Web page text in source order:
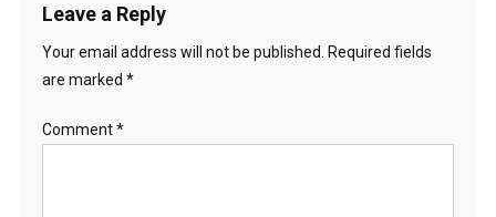
Leave a Reply
Your email address will not be published.
Required fields
are marked *
Comment*